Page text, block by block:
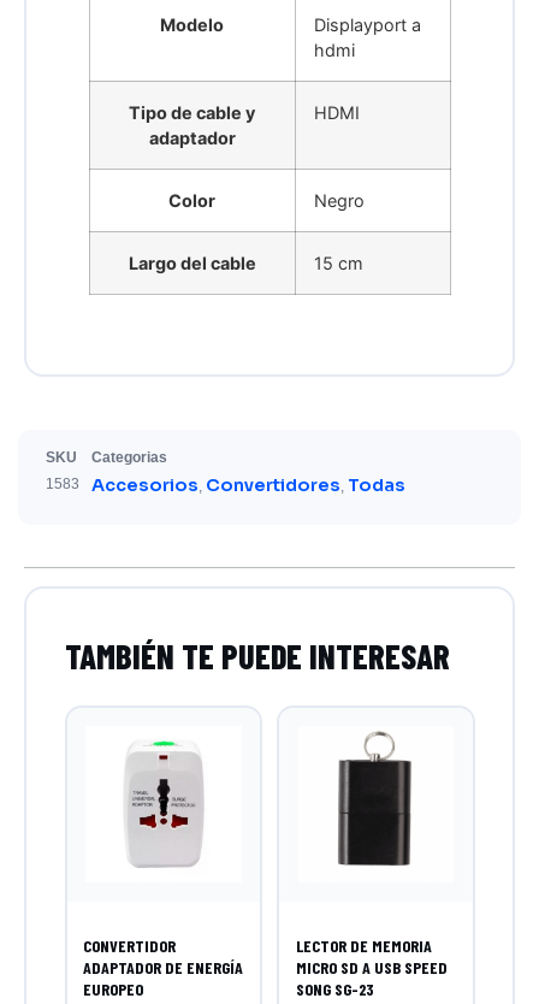
Modelo
Displayport a
hdmi
Tipo de cable y
adaptador
HDMI
Color Negro
Largo del cable 15 cm
SKU
1583
Categorias
Accesorios, Convertidores, Todas
CONVERTIDOR
ADAPTADOR DE ENERGÍA
EUROPEO
LECTOR DE MEMORIA
MICRO SD A USB SPEED
SONG SG-23